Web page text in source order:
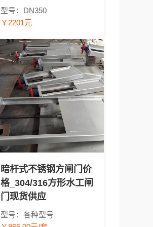
型号：DN350
￥2201元
暗杆式不锈钢方闸门价
格_304/316方形水工闸
门现货供应
型号：各种型号